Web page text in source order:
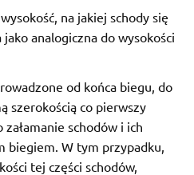
na jakiej schody się
jako analogiczna do wysokości
od końca biegu, do
szerokością co pierwszy
schodów i ich
biegiem. W tym przypadku,
tej części schodów,